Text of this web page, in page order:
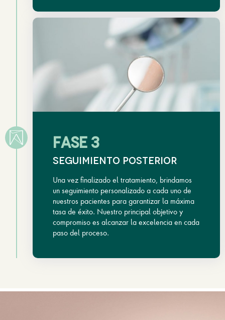
FASE 3
Seguimiento posterior
Una vez finalizado el tratamiento, brindamos
un seguimiento personalizado a cada uno de
nuestros pacientes para garantizar la máxima
tasa de éxito. Nuestro principal objetivo y
compromiso es alcanzar la excelencia en cada
paso del proceso.